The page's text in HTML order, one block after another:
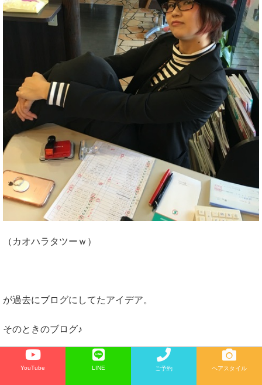
（カオハラタツーｗ）
が過去にブログにしてたアイデア。
そのときのブログ♪
YouTube LINE ご予約 ヘアスタイル